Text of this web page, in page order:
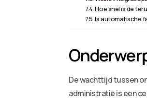
Hoe snel is de
Is automatische
De wachttijd tussen
administratie is een